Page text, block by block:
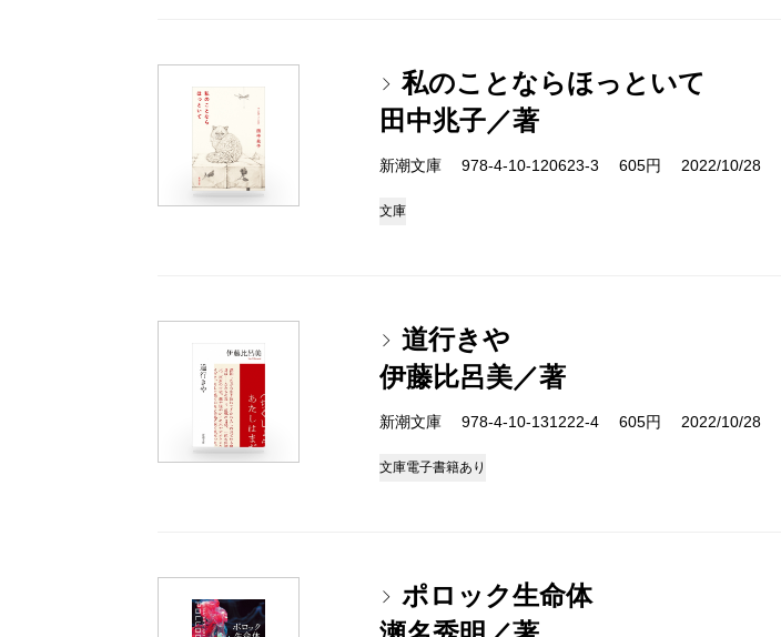
私のことならほっといて
田中兆子／著
新潮文庫 978-4-10-120623-3 605円 2022/10/28
文庫
道行きや
伊藤比呂美／著
新潮文庫 978-4-10-131222-4 605円 2022/10/28
文庫電子書籍あり
ポロック生命体